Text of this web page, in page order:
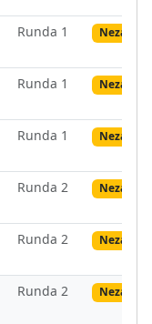
Runda 1
Runda 1
Runda 1
Runda 2
Runda 2
Runda 2